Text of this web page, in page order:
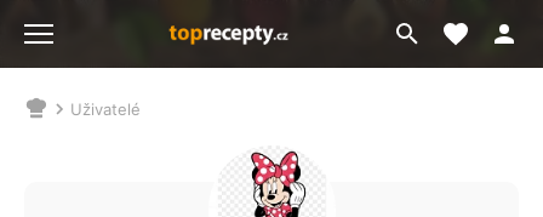
Přejít
na
Moje
NacházíteUživatelé